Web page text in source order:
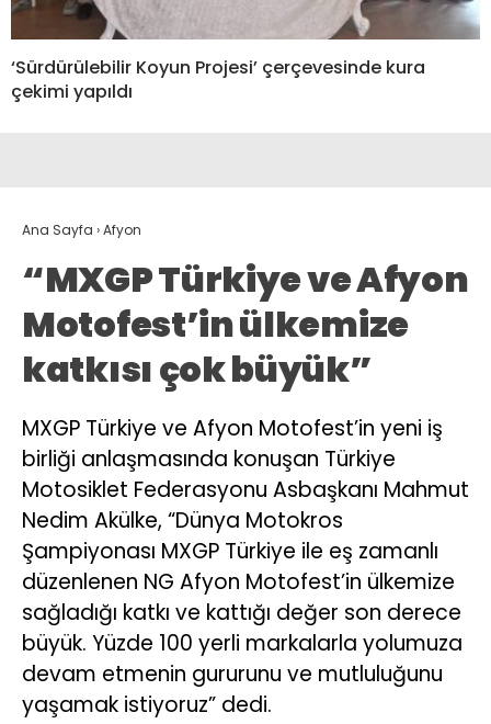
‘Sürdürülebilir Koyun Projesi’ çerçevesinde kura
çekimi yapıldı
Ana Sayfa ›Afyon
“MXGP Türkiye ve Afyon
Motofest’in ülkemize
katkısı çok büyük”
MXGP Türkiye ve Afyon Motofest’in yeni iş
birliği anlaşmasında konuşan Türkiye
Motosiklet Federasyonu Asbaşkanı Mahmut
Nedim Akülke, “Dünya Motokros
Şampiyonası MXGP Türkiye ile eş zamanlı
düzenlenen NG Afyon Motofest’in ülkemize
sağladığı katkı ve kattığı değer son derece
büyük. Yüzde 100 yerli markalarla yolumuza
devam etmenin gururunu ve mutluluğunu
yaşamak istiyoruz” dedi.